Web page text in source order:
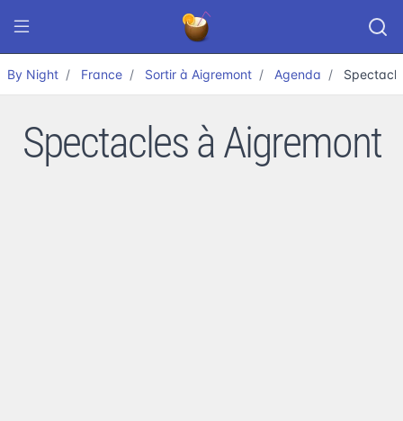
By Night France Sortir à Aigremont Agenda Spectacle
Spectacles à Aigremont